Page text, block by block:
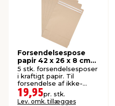
Forsendelsespose
papir 42 x 26 x 8 cm
5-pk.
5 stk. forsendelsesposer
i kraftigt papir. Til
forsendelse af ikke-
skrøbelige genstande.
19,95pr. stk.
Lev. omk. tillægges